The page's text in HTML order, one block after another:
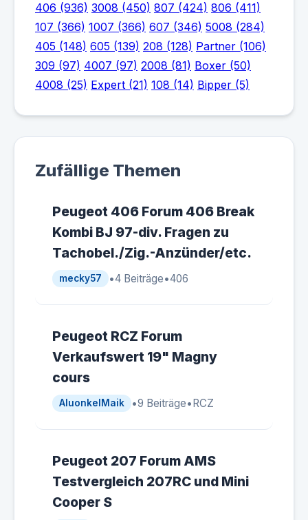
406 (936) 3008 (450) 807 (424) 806 (411)
107 (366) 1007 (366) 607 (346) 5008 (284)
405 (148) 605 (139) 208 (128) Partner (106)
309 (97) 4007 (97) 2008 (81) Boxer (50)
4008 (25) Expert (21) 108 (14) Bipper (5)
Zufällige Themen
Peugeot 406 Forum 406 Break
Kombi BJ 97-div. Fragen zu
Tachobel./Zig.-Anzünder/etc.
mecky57 •4 Beiträge•406
Peugeot RCZ Forum
Verkaufswert 19" Magny
cours
AluonkelMaik •9 Beiträge•RCZ
Peugeot 207 Forum AMS
Testvergleich 207RC und Mini
Cooper S